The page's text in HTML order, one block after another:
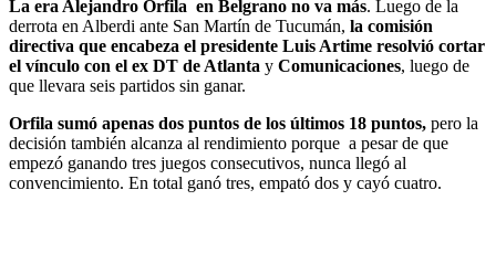
La era Alejandro Orfila en Belgrano no va más. Luego de la
derrota en Alberdi ante San Martín de Tucumán, la comisión
directiva que encabeza el presidente Luis Artime resolvió cortar
el vínculo con el ex DT de Atlanta y Comunicaciones, luego de
que llevara seis partidos sin ganar.
Orfila sumó apenas dos puntos de los últimos 18 puntos, pero la
decisión también alcanza al rendimiento porque a pesar de que
empezó ganando tres juegos consecutivos, nunca llegó al
convencimiento. En total ganó tres, empató dos y cayó cuatro.